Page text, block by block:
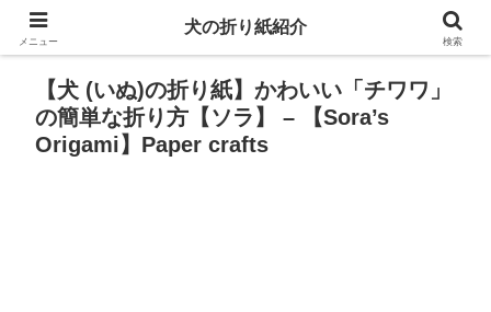
【犬 (いぬ)の折り紙】かわいい「チワワ」
の簡単な折り方【ソラ】 – 【Sora’s
Origami】Paper crafts
メニュー
犬の折り紙紹介
検索